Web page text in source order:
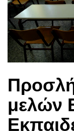
μελών